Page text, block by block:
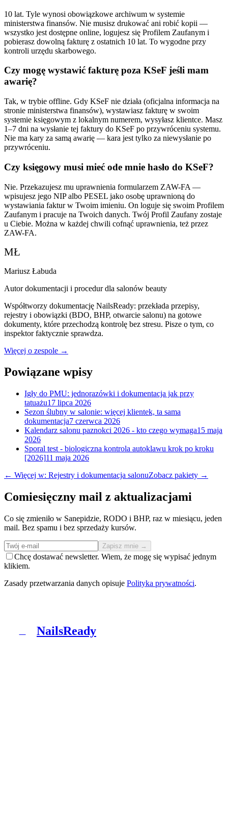
10 lat. Tyle wynosi obowiązkowe archiwum w systemie
ministerstwa finansów. Nie musisz drukować ani robić kopii —
wszystko jest dostępne online, logujesz się Profilem Zaufanym i
pobierasz dowolną fakturę z ostatnich 10 lat. To wygodne przy
kontroli urzędu skarbowego.
Czy mogę wystawić fakturę poza KSeF jeśli mam
awarię?
Tak, w trybie offline. Gdy KSeF nie działa (oficjalna informacja na
stronie ministerstwa finansów), wystawiasz fakturę w swoim
systemie księgowym z lokalnym numerem, wysyłasz klientce. Masz
1–7 dni na wysłanie tej faktury do KSeF po przywróceniu systemu.
Nie ma kary za samą awarię — kara jest tylko za niewysłanie po
przywróceniu.
Czy księgowy musi mieć ode mnie hasło do KSeF?
Nie. Przekazujesz mu uprawnienia formularzem ZAW-FA —
wpisujesz jego NIP albo PESEL jako osobę uprawnioną do
wystawiania faktur w Twoim imieniu. On loguje się swoim Profilem
Zaufanym i pracuje na Twoich danych. Twój Profil Zaufany zostaje
u Ciebie. Można w każdej chwili cofnąć uprawnienia, też przez
ZAW-FA.
MŁ
Mariusz Łabuda
Autor dokumentacji i procedur dla salonów beauty
Współtworzy dokumentację NailsReady: przekłada przepisy,
rejestry i obowiązki (BDO, BHP, otwarcie salonu) na gotowe
dokumenty, które przechodzą kontrolę bez stresu. Pisze o tym, co
inspektor faktycznie sprawdza.
Więcej o zespole →
Powiązane wpisy
Igły do PMU: jednorazówki i dokumentacja jak przy
tatuażu17 lipca 2026
Sezon ślubny w salonie: więcej klientek, ta sama
dokumentacja7 czerwca 2026
Kalendarz salonu paznokci 2026 - kto czego wymaga15 maja
2026
Sporal test - biologiczna kontrola autoklawu krok po kroku
[2026]11 maja 2026
← Więcej w: Rejestry i dokumentacja salonuZobacz pakiety →
Comiesięczny mail z aktualizacjami
Co się zmieniło w Sanepidzie, RODO i BHP, raz w miesiącu, jeden
mail. Bez spamu i bez sprzedaży kursów.
Zapisz mnie →
Chcę dostawać newsletter. Wiem, że mogę się wypisać jednym
klikiem.
Zasady przetwarzania danych opisuje Polityka prywatności.
NailsReady